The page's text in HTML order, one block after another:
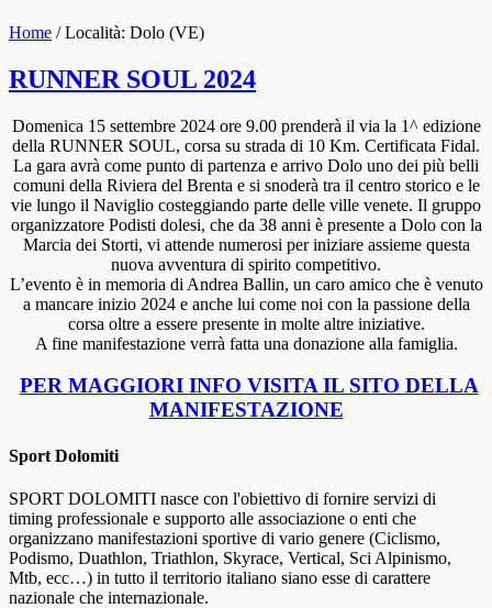
Home /Località: Dolo (VE)
RUNNER SOUL 2024
Domenica 15 settembre 2024 ore 9.00 prenderà il via la 1^ edizione
della RUNNER SOUL, corsa su strada di 10 Km. Certificata Fidal.
La gara avrà come punto di partenza e arrivo Dolo uno dei più belli
comuni della Riviera del Brenta e si snoderà tra il centro storico e le
vie lungo il Naviglio costeggiando parte delle ville venete. Il gruppo
organizzatore Podisti dolesi, che da 38 anni è presente a Dolo con la
Marcia dei Storti, vi attende numerosi per iniziare assieme questa
nuova avventura di spirito competitivo.
L’evento è in memoria di Andrea Ballin, un caro amico che è venuto
a mancare inizio 2024 e anche lui come noi con la passione della
corsa oltre a essere presente in molte altre iniziative.
A fine manifestazione verrà fatta una donazione alla famiglia.
PER MAGGIORI INFO VISITA IL SITO DELLA
MANIFESTAZIONE
Sport Dolomiti
SPORT DOLOMITI nasce con l'obiettivo di fornire servizi di
timing professionale e supporto alle associazione o enti che
organizzano manifestazioni sportive di vario genere (Ciclismo,
Podismo, Duathlon, Triathlon, Skyrace, Vertical, Sci Alpinismo,
Mtb, ecc…) in tutto il territorio italiano siano esse di carattere
nazionale che internazionale.